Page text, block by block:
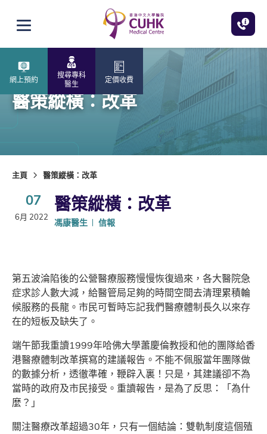
打開選單
網上預約
搜尋專科
醫生
定價收費
醫策縱橫：改革
主頁 醫策縱橫：改革
07
6月 2022
醫策縱橫：改革
馮康醫生 信報
第五波淪陷後的公營醫療服務慢慢恢復過來，各大醫院急
症求診人數大減，給醫管局足夠的時間空間去清理累積輪
候服務的長龍。市民可暫時忘記我們醫療體制長久以來存
在的短板及缺失了。
端午節我重讀1999年哈佛大學蕭慶倫教授和他的團隊給香
港醫療體制改革撰寫的建議報告。不能不佩服當年團隊做
的數據分析，透徹準確，鞭辟入裏！只是，其建議卻不為
當時的政府及市民接受。重讀報告，是為了反思：「為什
麼？」
關注醫療改革超過30年，只有一個結論：雙軌制度這個殖